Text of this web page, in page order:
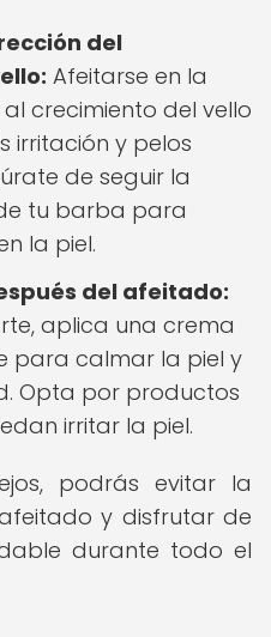
del
Afeitarse en la
crecimiento del vello
irritación y pelos
de seguir la
tu barba para
la piel.
del afeitado:
aplica una crema
para calmar la piel y
Opta por productos
irritar la piel.
podrás evitar la
y disfrutar de
durante todo el